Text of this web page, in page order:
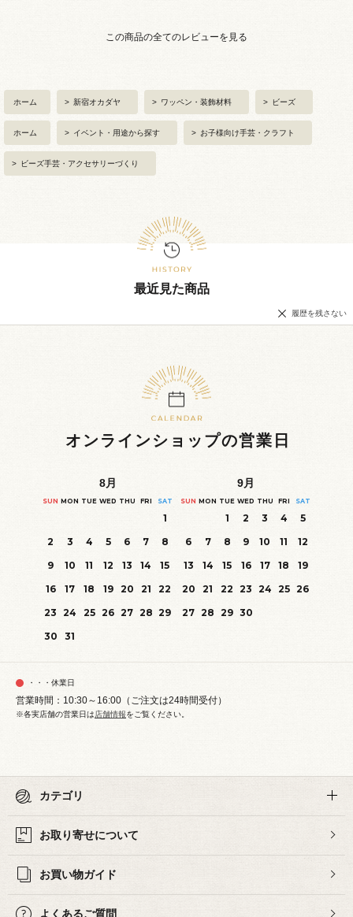
この商品の全てのレビューを見る
ホーム > 新宿オカダヤ > ワッペン・装飾材料 > ビーズ
ホーム > イベント・用途から探す > お子様向け手芸・クラフト
> ビーズ手芸・アクセサリーづくり
最近見た商品
履歴を残さない
オンラインショップの営業日
8月
SUN MON TUE WED THU FRI SAT
1
2
3 4 5 6 7
8
9
10 11 12 13 14
15
16
17 18 19 20 21
22
23 24 25 26 27 28 29
30
31
9月
SUN MON TUE WED THU FRI SAT
1 2 3 4
5
6
7 8 9 10 11
12
13
14 15 16 17 18
19
20
21 22 23 24 25 26
27 28 29 30
・・・休業日
営業時間：10:30～16:00（ご注文は24時間受付）
※各実店舗の営業日は店舗情報をご覧ください。
カテゴリ
お取り寄せについて
お買い物ガイド
よくあるご質問